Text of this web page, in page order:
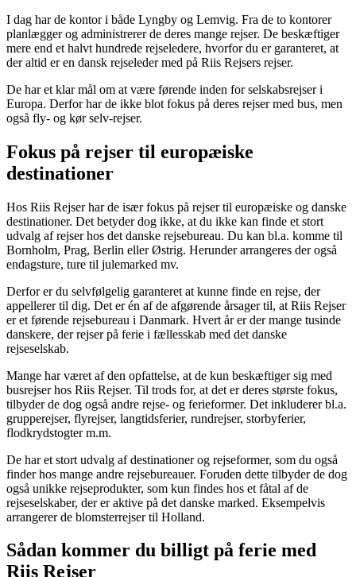
I dag har de kontor i både Lyngby og Lemvig. Fra de to kontorer
planlægger og administrerer de deres mange rejser. De beskæftiger
mere end et halvt hundrede rejseledere, hvorfor du er garanteret, at
der altid er en dansk rejseleder med på Riis Rejsers rejser.
De har et klar mål om at være førende inden for selskabsrejser i
Europa. Derfor har de ikke blot fokus på deres rejser med bus, men
også fly- og kør selv-rejser.
Fokus på rejser til europæiske
destinationer
Hos Riis Rejser har de især fokus på rejser til europæiske og danske
destinationer. Det betyder dog ikke, at du ikke kan finde et stort
udvalg af rejser hos det danske rejsebureau. Du kan bl.a. komme til
Bornholm, Prag, Berlin eller Østrig. Herunder arrangeres der også
endagsture, ture til julemarked mv.
Derfor er du selvfølgelig garanteret at kunne finde en rejse, der
appellerer til dig. Det er én af de afgørende årsager til, at Riis Rejser
er et førende rejsebureau i Danmark. Hvert år er der mange tusinde
danskere, der rejser på ferie i fællesskab med det danske
rejseselskab.
Mange har været af den opfattelse, at de kun beskæftiger sig med
busrejser hos Riis Rejser. Til trods for, at det er deres største fokus,
tilbyder de dog også andre rejse- og ferieformer. Det inkluderer bl.a.
grupperejser, flyrejser, langtidsferier, rundrejser, storbyferier,
flodkrydstogter m.m.
De har et stort udvalg af destinationer og rejseformer, som du også
finder hos mange andre rejsebureauer. Foruden dette tilbyder de dog
også unikke rejseprodukter, som kun findes hos et fåtal af de
rejseselskaber, der er aktive på det danske marked. Eksempelvis
arrangerer de blomsterrejser til Holland.
Sådan kommer du billigt på ferie med
Riis Rejser